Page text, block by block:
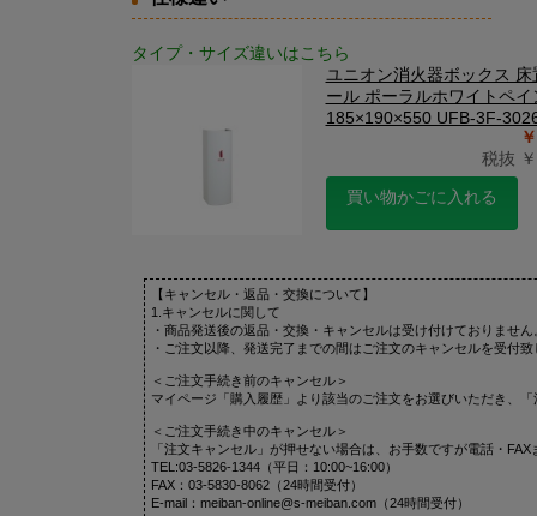
タイプ・サイズ違いはこちら
ユニオン消火器ボックス 床
ール ポーラルホワイトペイ
185×190×550 UFB-3F-
税抜
買い物かごに入れる
【キャンセル・返品・交換について】
1.キャンセルに関して
・商品発送後の返品・交換・キャンセルは受け付けておりません
・ご注文以降、発送完了までの間はご注文のキャンセルを受付致
＜ご注文手続き前のキャンセル＞
マイページ「購入履歴」より該当のご注文をお選びいただき、
＜ご注文手続き中のキャンセル＞
「注文キャンセル」が押せない場合は、お手数ですが電話・
TEL:03-5826-1344（平日：10:00~16:00）
FAX：03-5830-8062（24時間受付）
E-mail：meiban-online@s-meiban.com（24時間受付）